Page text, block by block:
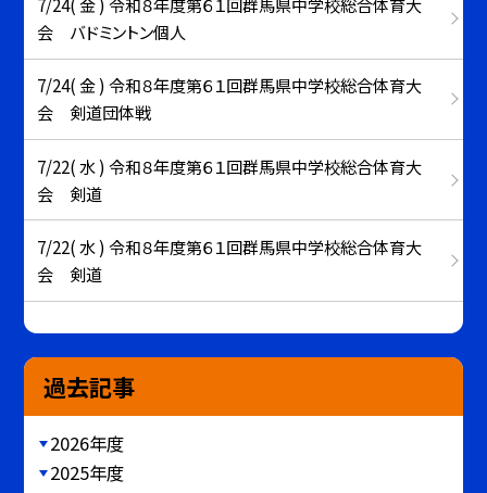
会 バドミントン個人
7/24( 金 ) 令和８年度第６１回群馬県中学校総合体育大
会 剣道団体戦
7/22( 水 ) 令和８年度第６１回群馬県中学校総合体育大
会 剣道
7/22( 水 ) 令和８年度第６１回群馬県中学校総合体育大
会 剣道
過去記事
2026年度
2025年度